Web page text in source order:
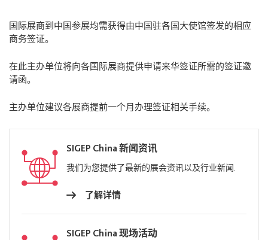
国际展商到中国参展均需获得由中国驻各国大使馆签发的相应
商务签证。
在此主办单位将向各国际展商提供申请来华签证所需的签证邀
请函。
主办单位建议各展商提前一个月办理签证相关手续。
SIGEP China 新闻资讯
我们为您提供了最新的展会资讯以及行业新闻.
了解详情
SIGEP China 现场活动